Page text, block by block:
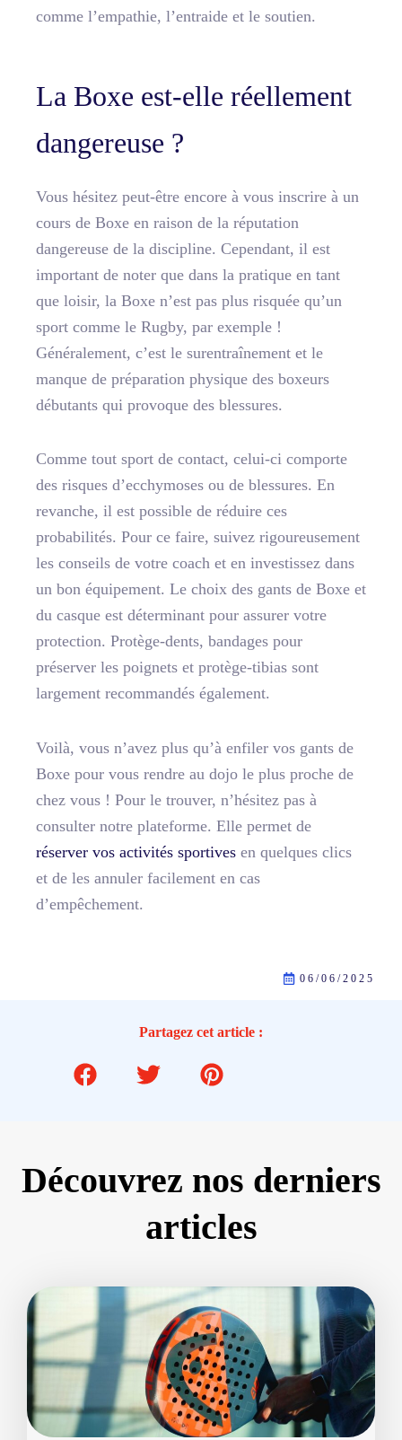
comme l’empathie, l’entraide et le soutien.
La Boxe est-elle réellement
dangereuse ?
Vous hésitez peut-être encore à vous inscrire à un
cours de Boxe en raison de la réputation
dangereuse de la discipline. Cependant, il est
important de noter que dans la pratique en tant
que loisir, la Boxe n’est pas plus risquée qu’un
sport comme le Rugby, par exemple !
Généralement, c’est le surentraînement et le
manque de préparation physique des boxeurs
débutants qui provoque des blessures.
Comme tout sport de contact, celui-ci comporte
des risques d’ecchymoses ou de blessures. En
revanche, il est possible de réduire ces
probabilités. Pour ce faire, suivez rigoureusement
les conseils de votre coach et en investissez dans
un bon équipement. Le choix des gants de Boxe et
du casque est déterminant pour assurer votre
protection. Protège-dents, bandages pour
préserver les poignets et protège-tibias sont
largement recommandés également.
Voilà, vous n’avez plus qu’à enfiler vos gants de
Boxe pour vous rendre au dojo le plus proche de
chez vous ! Pour le trouver, n’hésitez pas à
consulter notre plateforme. Elle permet de
réserver vos activités sportives en quelques clics
et de les annuler facilement en cas
d’empêchement.
06/06/2025
Partagez cet article :
Découvrez nos derniers
articles
PagePagePage